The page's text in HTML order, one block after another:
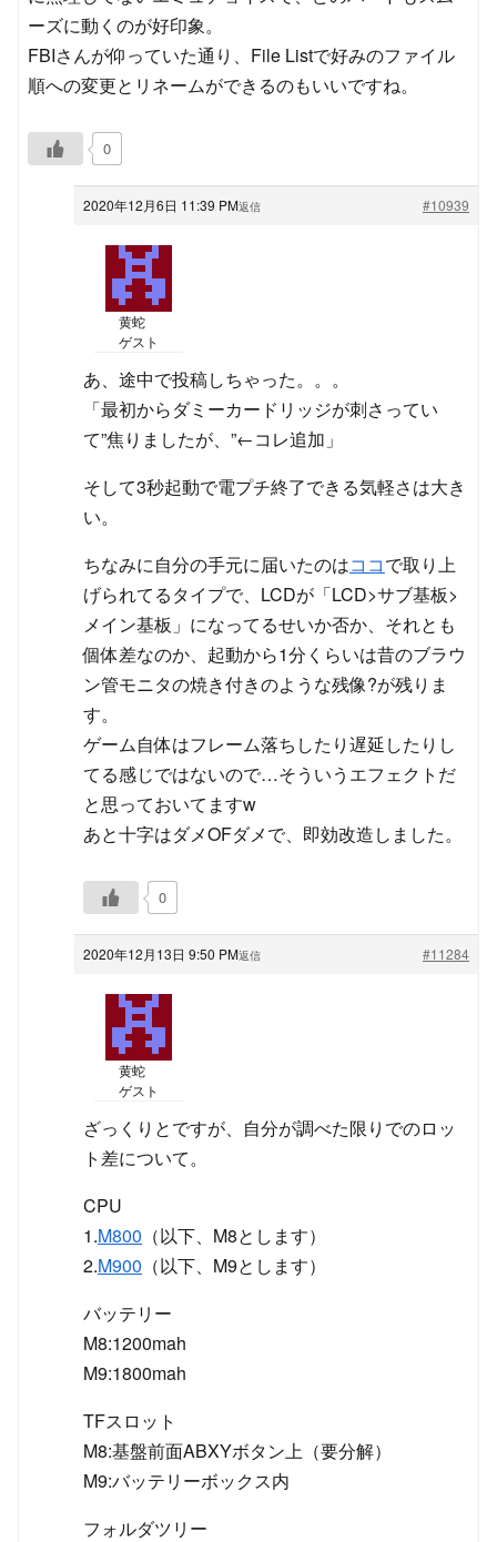
ーズに動くのが好印象。
FBIさんが仰っていた通り、File Listで好みのファイル
順への変更とリネームができるのもいいですね。
0
2020年12月6日 11:39 PM #10939
返信
黄蛇
ゲスト
あ、途中で投稿しちゃった。。。
「最初からダミーカードリッジが刺さってい
て”焦りましたが、”←コレ追加」
そして3秒起動で電プチ終了できる気軽さは大き
い。
ちなみに自分の手元に届いたのはココで取り上
げられてるタイプで、LCDが「LCD>サブ基板>
メイン基板」になってるせいか否か、それとも
個体差なのか、起動から1分くらいは昔のブラウ
ン管モニタの焼き付きのような残像?が残りま
す。
ゲーム自体はフレーム落ちしたり遅延したりし
てる感じではないので…そういうエフェクトだ
と思っておいてますw
あと十字はダメOFダメで、即効改造しました。
0
2020年12月13日 9:50 PM #11284
返信
黄蛇
ゲスト
ざっくりとですが、自分が調べた限りでのロッ
ト差について。
CPU
1.M800 （以下、M8とします）
2.M900 （以下、M9とします）
バッテリー
M8:1200mah
M9:1800mah
TFスロット
M8:基盤前面ABXYボタン上（要分解）
M9:バッテリーボックス内
フォルダツリー